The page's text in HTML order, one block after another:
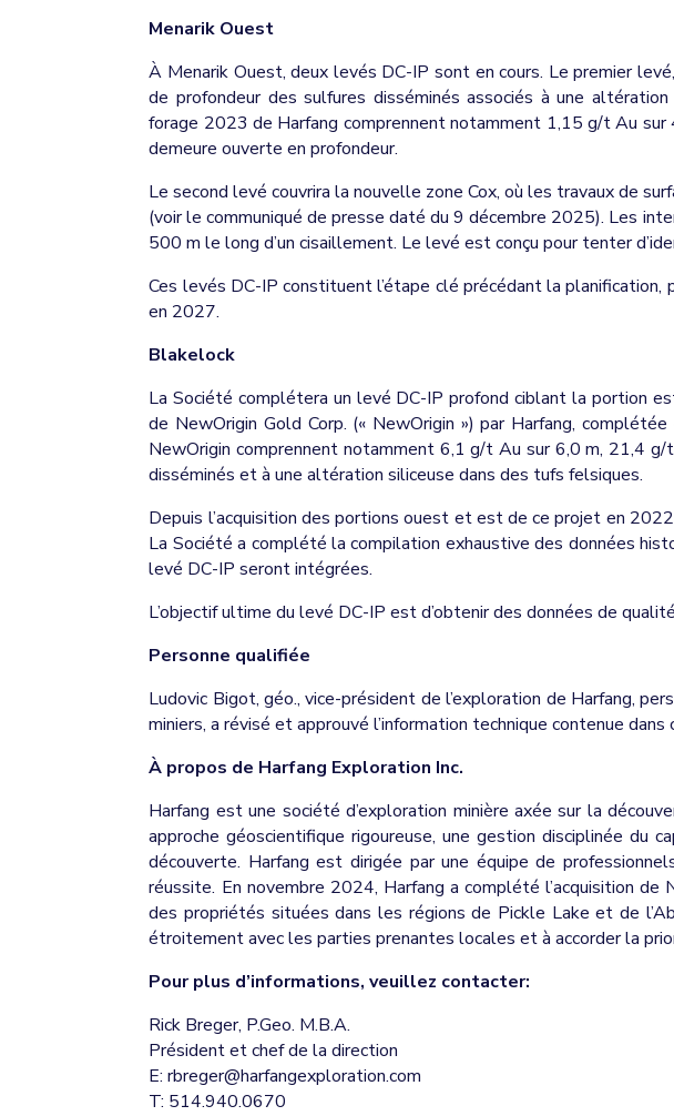
Menarik Ouest
À Menarik Ouest, deux levés DC-IP sont en cours. Le premier
de profondeur des sulfures disséminés associés à une
forage 2023 de Harfang comprennent notamment 1,15 g/t Au
demeure ouverte en profondeur.
Le second levé couvrira la nouvelle zone Cox, où les travaux de
(voir le communiqué de presse daté du 9 décembre 2025). Les
500 m le long d’un cisaillement. Le levé est conçu pour tenter
Ces levés DC-IP constituent l’étape clé précédant la
en 2027.
Blakelock
La Société complétera un levé DC-IP profond ciblant la portion
de NewOrigin Gold Corp. (« NewOrigin ») par Harfang,
NewOrigin comprennent notamment 6,1 g/t Au sur 6,0 m, 21,4
disséminés et à une altération siliceuse dans des tufs felsiques.
Depuis l’acquisition des portions ouest et est de ce projet en
La Société a complété la compilation exhaustive des données
levé DC-IP seront intégrées.
L’objectif ultime du levé DC-IP est d’obtenir des données de
Personne qualifiée
Ludovic Bigot, géo., vice-président de l’exploration de Harfang,
miniers, a révisé et approuvé l’information technique contenue dans
À propos de Harfang Exploration Inc.
Harfang est une société d’exploration minière axée sur la
approche géoscientifique rigoureuse, une gestion disciplinée
découverte. Harfang est dirigée par une équipe de
réussite. En novembre 2024, Harfang a complété l’acquisition
des propriétés situées dans les régions de Pickle Lake et de
étroitement avec les parties prenantes locales et à accorder la
Pour plus d’informations, veuillez contacter:
Rick Breger, P.Geo. M.B.A.
Président et chef de la direction
E: rbreger@harfangexploration.com
T: 514.940.0670